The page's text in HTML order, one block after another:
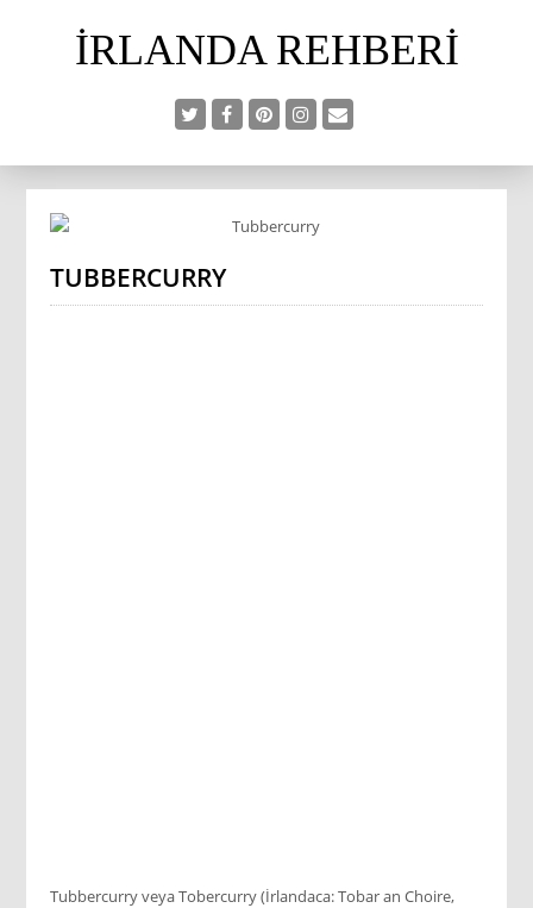
İRLANDA REHBERI
TUBBERCURRY
Tubbercurry veya Tobercurry (İrlandaca: Tobar an Choire,